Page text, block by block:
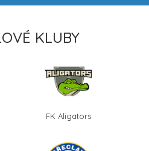
KLUBY
FK Aligators